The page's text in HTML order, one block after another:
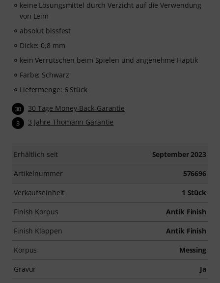
keine Lösungsmittel durch Verzicht auf die Verwendung
von Leim
absolut bissfest
Dicke: 0,8 mm
kein Verrutschen beim Spielen und angenehme Haptik
Farbe: Schwarz
Liefermenge: 6 Stück
30 30 Tage Money-Back-Garantie
3 3 Jahre Thomann Garantie
Erhältlich seit September 2023
Artikelnummer 576696
Verkaufseinheit 1 Stück
Finish Korpus Antik Finish
Finish Klappen Antik Finish
Korpus Messing
Gravur Ja